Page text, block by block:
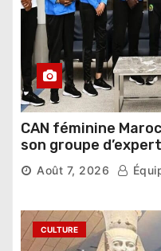
CAN féminine
son groupe
compétition
Août 7, 2026
CULTURE